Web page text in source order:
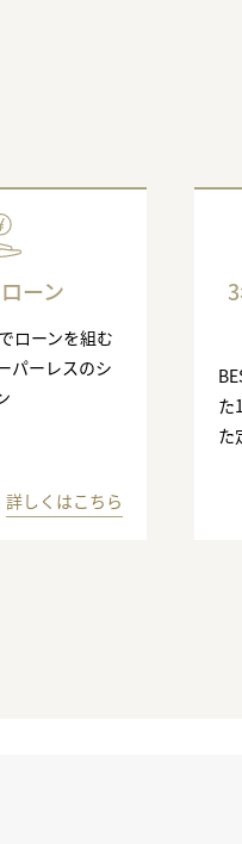
ーン
ローンを組む
パーレスのシ
詳しくはこちら
た
た